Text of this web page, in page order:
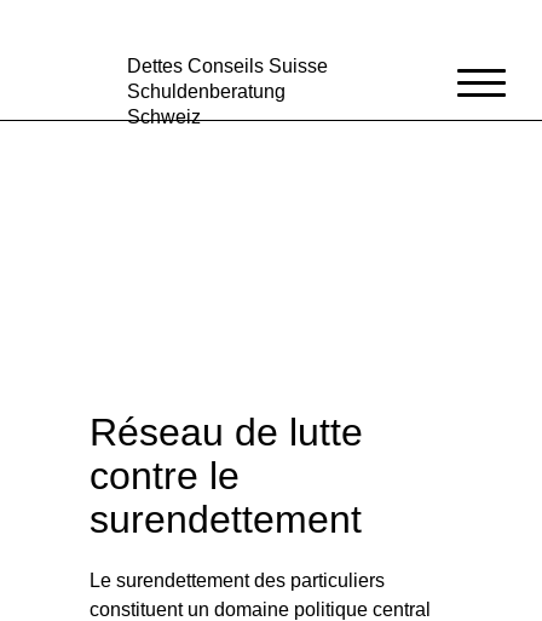
Dettes Conseils Suisse
Schuldenberatung
Schweiz
Réseau de lutte
contre le
surendettement
Le surendettement des particuliers
constituent un domaine politique central